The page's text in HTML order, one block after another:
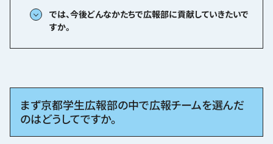
では、今後どんなかたちで広報部に貢献していきたいで
すか。
まず京都学生広報部の中で広報チームを選んだ
のはどうしてですか。